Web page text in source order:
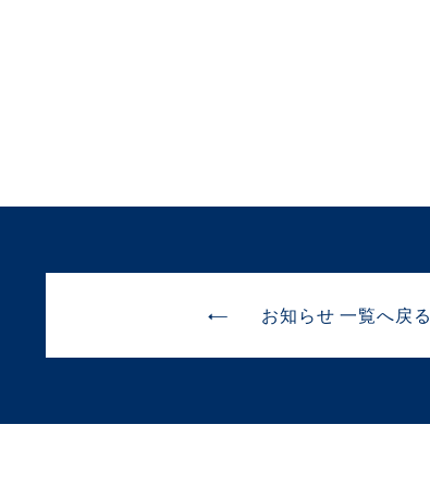
お知らせ 一覧へ戻る